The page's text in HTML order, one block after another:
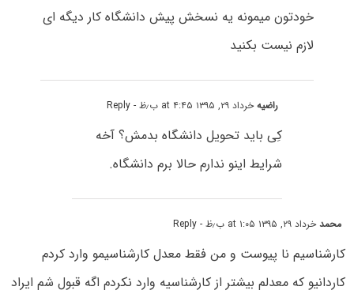
خودتون میمونه یه نسخش پیش دانشگاه کار دیگه ای
لازم نیست بکنید
راضیهخرداد ۲۹, ۱۳۹۵ at ۴:۴۵ ب٫ظ - Reply
کِی باید تحویل دانشگاه بدمش؟ آخه
شرایط اینو ندارم حالا برم دانشگاه.
محمدخرداد ۲۹, ۱۳۹۵ at ۱:۰۵ ب٫ظ - Reply
کارشناسیم نا پیوست و من فقط معدل کارشناسیمو وارد کردم
کاردانیو که معدلم بیشتر از کارشناسیه وارد نکردم اگه قبول شم ایراد